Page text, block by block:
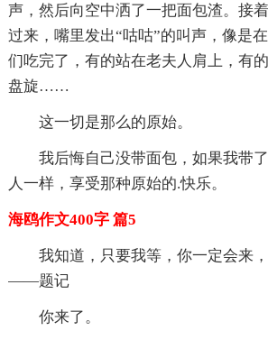
声，然后向空中洒了一把面包渣。接
过来，嘴里发出“咕咕”的叫声，像是
们吃完了，有的站在老夫人肩上，有
盘旋……
这一切是那么的原始。
我后悔自己没带面包，如果我带
人一样，享受那种原始的.快乐。
海鸥作文400字 篇5
我知道，只要我等，你一定会来
——题记
你来了。